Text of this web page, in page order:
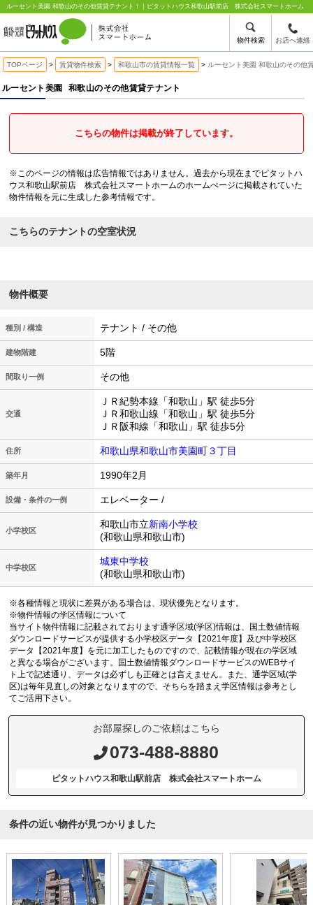
物件検索 お店へ連絡
ルーセント美園 和歌山のその他賃貸テナント！｜ピタットハウス和歌山駅前店 株式会社スマートホーム
TOPページ 賃貸物件検索 和歌山市の賃貸情報一覧 ルーセント美園 和歌山のその他
ルーセント美園 和歌山のその他賃貸テナント
こちらの物件は掲載が終了しています。
※このページの情報は広告情報ではありません。過去から現在までピタットハ
ウス和歌山駅前店 株式会社スマートホームのホームぺージに掲載されていた
物件情報を元に生成した参考情報です。
こちらのテナントの空室状況
物件概要
種別 / 構造 テナント / その他
建物階建 5階
間取り一例 その他
交通
ＪＲ紀勢本線「和歌山」駅 徒歩5分
ＪＲ和歌山線「和歌山」駅 徒歩5分
ＪＲ阪和線「和歌山」駅 徒歩5分
住所 和歌山県和歌山市美園町３丁目
築年月 1990年2月
設備・条件の一例 エレベーター /
小学校区
和歌山市立新南小学校
(和歌山県和歌山市)
中学校区
城東中学校
(和歌山県和歌山市)
※各種情報と現状に差異がある場合は、現状優先となります。
※物件情報の学区情報について
当サイト物件情報に記載されております通学区域(学区)情報は、国土数値情報
ダウンロードサービスが提供する小学校区データ【2021年度】及び中学校区
データ【2021年度】を元に加工したものですので、記載情報が現在の学区域
と異なる場合がございます。国土数値情報ダウンロードサービスのWEBサイ
ト上で記述通り、データは必ずしも正確とは言えません。また、通学区域(学
区)は毎年見直しの対象となりますので、そちらを踏まえ学区情報は参考とし
てご活用下さい。
お部屋探しのご依頼はこちら
073-488-8880
ピタットハウス和歌山駅前店 株式会社スマートホーム
条件の近い物件が見つかりました